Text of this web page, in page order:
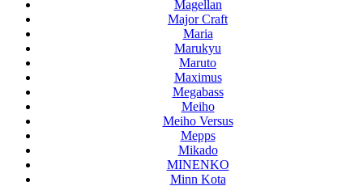
Magellan
Major Craft
Maria
Marukyu
Maruto
Maximus
Megabass
Meiho
Meiho Versus
Mepps
Mikado
MINENKO
Minn Kota